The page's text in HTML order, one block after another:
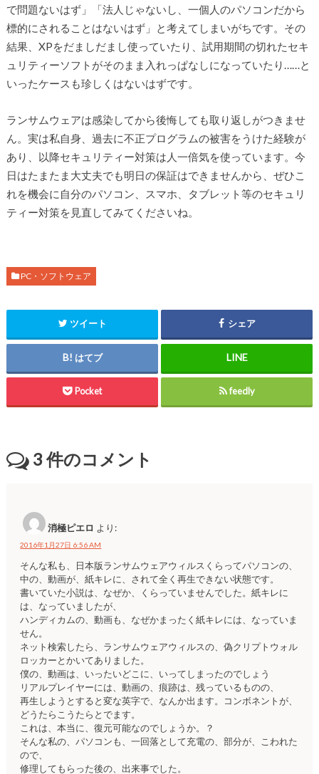
で問題ないはず」「法人じゃないし、一個人のパソコンだから
標的にされることはないはず」と考えてしまいがちです。その
結果、XPをだましだまし使っていたり、試用期間の切れたセキ
ュリティーソフトがそのまま入れっぱなしになっていたり……と
いったケースも珍しくはないはずです。
ランサムウェアは感染してから後悔しても取り返しがつきませ
ん。実は私自身、過去に不正プログラムの被害をうけた経験が
あり、以降セキュリティー対策は人一倍気を使っています。今
日はたまたま大丈夫でも明日の保証はできませんから、ぜひこ
れを機会に自分のパソコン、スマホ、タブレット等のセキュリ
ティー対策を見直してみてくださいね。
PC・ソフトウェア
ツイート シェア
はてブ
Pocket feedly
3件のコメント
消極ピエロ より:
2016年1月27日 6:56 AM
そんな私も、日本版ランサムウェアウィルスくらってパソコンの、
中の、動画が、紙キレに、されて全く再生できない状態です。
書いていた小説は、なぜか、くらっていませんでした。紙キレに
は、なっていましたが、
ハンディカムの、動画も、なぜかまったく紙キレには、なっていま
せん。
ネット検索したら、ランサムウェアウィルスの、偽クリプトウォル
ロッカーとかいてありました。
僕の、動画は、いったいどこに、いってしまったのでしょう
リアルプレイヤーには、動画の、痕跡は、残っているものの、
再生しようとすると変な英字で、なんか出ます。コンボネントが、
どうたらこうたらとでます。
これは、本当に、復元可能なのでしょうか。？
そんな私の、パソコンも、一回落として充電の、部分が、こわれた
ので、
修理してもらった後の、出来事でした。